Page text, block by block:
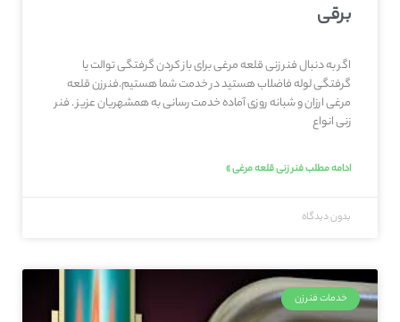
برقی
اگر به دنبال فنر زنی قلعه‌ مرغی برای باز کردن گرفتگی توالت یا
گرفتگی لوله فاضلاب هستید در خدمت شما هستیم.فنرزن قلعه‌
مرغی ارزان و شبانه روزی آماده خدمت رسانی به همشهریان عزیز . فنر
زنی انواع
ادامه مطلب فنر زنی قلعه‌ مرغی »
بدون دیدگاه
خدمات فنرزن